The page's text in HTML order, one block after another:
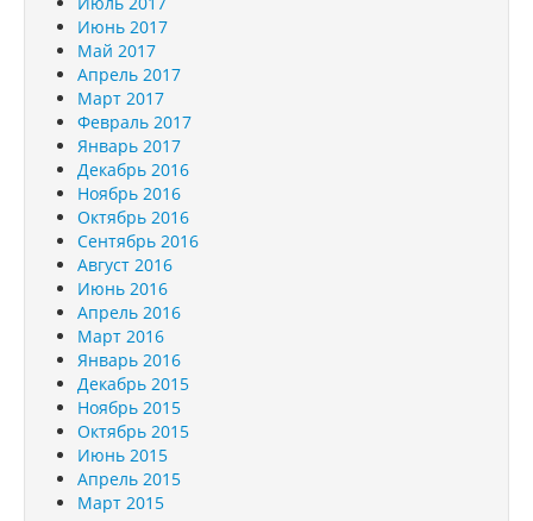
Июнь 2017
Май 2017
Апрель 2017
Март 2017
Февраль 2017
Январь 2017
Декабрь 2016
Ноябрь 2016
Октябрь 2016
Сентябрь 2016
Август 2016
Июнь 2016
Апрель 2016
Март 2016
Январь 2016
Декабрь 2015
Ноябрь 2015
Октябрь 2015
Июнь 2015
Апрель 2015
Март 2015